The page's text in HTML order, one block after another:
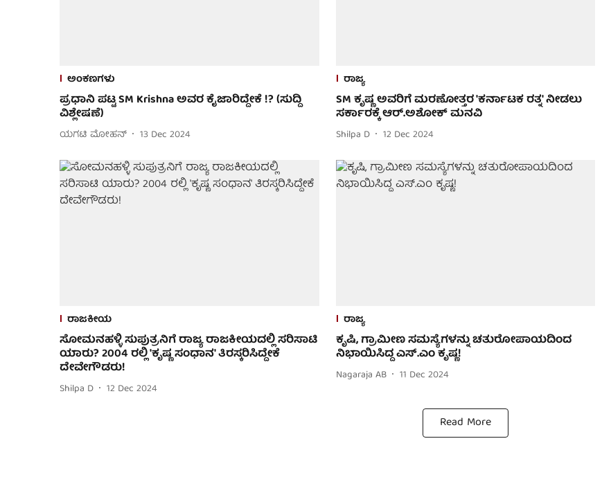
ಅಂಕಣಗಳು
ಪ್ರಧಾನಿ ಪಟ್ಟ SM Krishna ಅವರ ಕೈಜಾರಿದ್ದೇಕೆ !? (ಸುದ್ದಿ
ವಿಶ್ಲೇಷಣೆ)
ಯಗಟಿ ಮೋಹನ್ 13 Dec 2024
ರಾಜ್ಯ
SM ಕೃಷ್ಣ ಅವರಿಗೆ ಮರಣೋತ್ತರ 'ಕರ್ನಾಟಕ ರತ್ನ' ನೀಡಲು
ಸರ್ಕಾರಕ್ಕೆ ಆರ್.ಅಶೋಕ್ ಮನವಿ
Shilpa D 12 Dec 2024
ರಾಜಕೀಯ
ಸೋಮನಹಳ್ಳಿ ಸುಪುತ್ರನಿಗೆ ರಾಜ್ಯ ರಾಜಕೀಯದಲ್ಲಿ ಸರಿಸಾಟಿ
ಯಾರು? 2004 ರಲ್ಲಿ 'ಕೃಷ್ಣ ಸಂಧಾನ' ತಿರಸ್ಕರಿಸಿದ್ದೇಕೆ
ದೇವೇಗೌಡರು!
Shilpa D 12 Dec 2024
ರಾಜ್ಯ
ಕೃಷಿ, ಗ್ರಾಮೀಣ ಸಮಸ್ಯೆಗಳನ್ನು ಚತುರೋಪಾಯದಿಂದ
ನಿಭಾಯಿಸಿದ್ದ ಎಸ್.ಎಂ ಕೃಷ್ಣ!
Nagaraja AB 11 Dec 2024
Read More